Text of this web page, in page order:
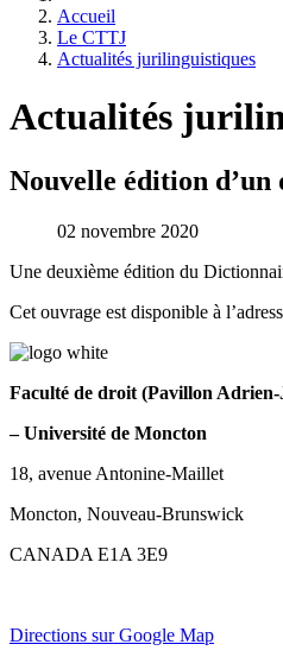
Accueil
Le CTTJ
Actualités jurilinguistiques
Actualités
Nouvelle édition
02 novembre 2020
Une deuxième édition du
Cet ouvrage est disponible à
Faculté de droit (Pavillon
– Université de Moncton
18, avenue Antonine-Maillet
Moncton, Nouveau-Brunswick
CANADA E1A 3E9
Directions sur Google Map